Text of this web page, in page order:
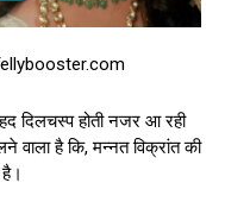
दिलचस्प होती नजर आ रही
है कि, मन्नत विक्रांत की